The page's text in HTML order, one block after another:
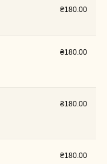
₴180.00
₴180.00
₴180.00
₴180.00